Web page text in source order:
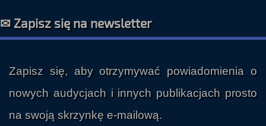
nowych audycjach i innych publikacjach prosto
na swoją skrzynkę e-mailową.